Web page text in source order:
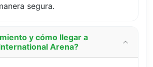
segura.
y cómo llegar a
Arena?